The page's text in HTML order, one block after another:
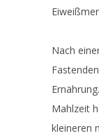
Nach
Mahlzeit
kleineren